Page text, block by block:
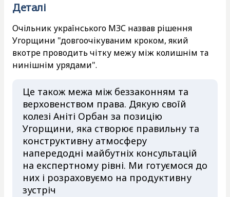
Деталі
Очільник українського МЗС назвав рішення
Угорщини "довгоочікуваним кроком, який
вкотре проводить чітку межу між колишнім та
нинішнім урядами".
Це також межа між беззаконням та
верховенством права. Дякую своїй
колезі Аніті Орбан за позицію
Угорщини, яка створює правильну та
конструктивну атмосферу
напередодні майбутніх консультацій
на експертному рівні. Ми готуємося до
них і розраховуємо на продуктивну
зустріч